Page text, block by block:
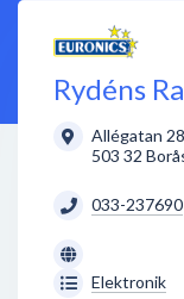
Rydéns
Allégatan 28
503 32
033-237690
Elektronik